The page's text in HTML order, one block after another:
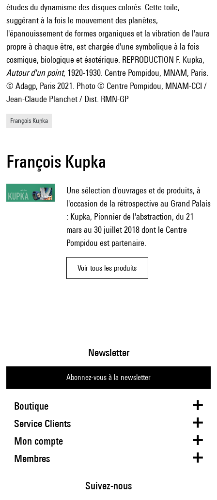
études du dynamisme des disques colorés. Cette toile,
suggérant à la fois le mouvement des planètes,
l'épanouissement de formes organiques et la vibration de l'aura
propre à chaque être, est chargée d'une symbolique à la fois
cosmique, biologique et ésotérique. REPRODUCTION F. Kupka,
Autour d'un point, 1920-1930. Centre Pompidou, MNAM, Paris.
© Adagp, Paris 2021. Photo © Centre Pompidou, MNAM-CCI /
Jean-Claude Planchet / Dist. RMN-GP
François Kupka
François Kupka
Une sélection d'ouvrages et de produits, à
l'occasion de la rétrospective au Grand Palais
: Kupka, Pionnier de l'abstraction, du 21
mars au 30 juillet 2018 dont le Centre
Pompidou est partenaire.
Voir tous les produits
Boutique
Newsletter
Abonnez-vous à la newsletter
Service Clients
Mon compte
Membres
Suivez-nous